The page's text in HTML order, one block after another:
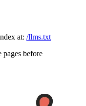
at: /llms.txt
before